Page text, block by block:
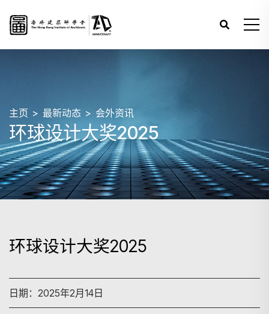
主页 最新动态 会外资讯
环球设计大奖2025
环球设计大奖2025
日期：2025年2月14日